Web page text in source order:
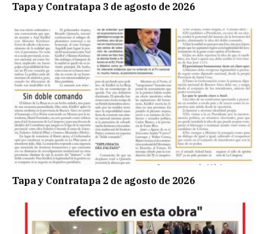
Tapa y Contratapa 3 de agosto de 2026
Tapa y Contratapa 2 de agosto de 2026